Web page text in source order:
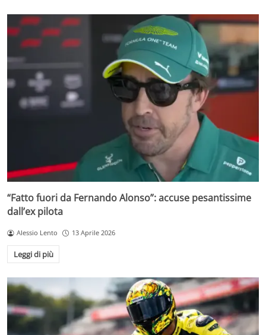
“Fatto fuori da Fernando Alonso”: accuse pesantissime
dall’ex pilota
Alessio Lento 13 Aprile 2026
Leggi di più